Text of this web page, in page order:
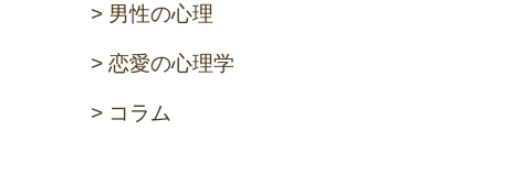
男性の心理
恋愛の心理学
コラム